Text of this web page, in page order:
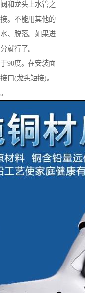
和龙头上水管之
。不能用其他的
、脱落。如果进
就行了。
90度。在安装面
口(龙头短接)。